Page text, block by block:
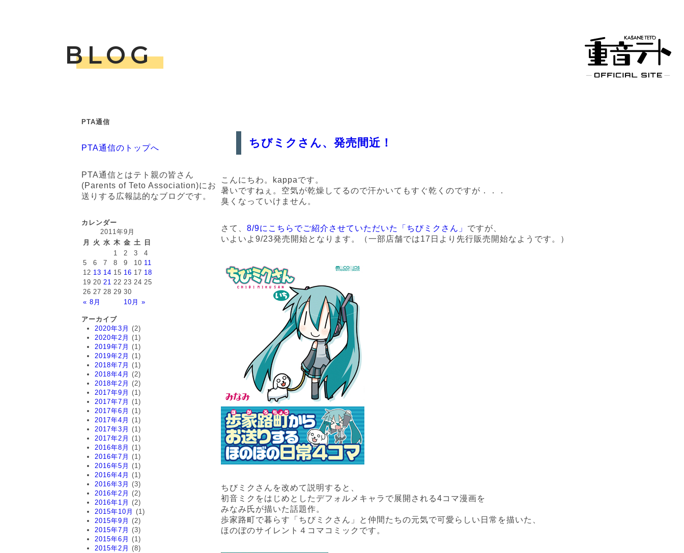
BLOG
PTA通信
PTA通信のトップへ
PTA通信とはテト親の皆さん
(Parents of Teto Association)にお
送りする広報誌的なブログです。
カレンダー
2011年9月
月
火 水 木 金 土 日
« 8月 10月 »
1 2 3
4
5
6 7 8 9 10 11
12 13 14 15 16 17 18
19 20 21 22 23 24 25
26 27 28 29 30
アーカイブ
2020年3月 (2)
2020年2月 (1)
2019年7月 (1)
2019年2月 (1)
2018年7月 (1)
2018年4月 (2)
2018年2月 (2)
2017年9月 (1)
2017年7月 (1)
2017年6月 (1)
2017年4月 (1)
2017年3月 (1)
2017年2月 (1)
2016年8月 (1)
2016年7月 (1)
2016年5月 (1)
2016年4月 (1)
2016年3月 (3)
2016年2月 (2)
2016年1月 (2)
2015年10月 (1)
2015年9月 (2)
2015年7月 (3)
2015年6月 (1)
2015年2月 (8)
ちびミクさん、発売間近！
こんにちわ。kappaです。
暑いですねぇ。空気が乾燥してるので汗かいてもすぐ乾くのですが．．．
臭くなっていけません。
さて、8/9にこちらでご紹介させていただいた「ちびミクさん」 ですが、
いよいよ9/23発売開始となります。（一部店舗では17日より先行販売開始なようです。）
ちびミクさんを改めて説明すると、
初音ミクをはじめとしたデフォルメキャラで展開される4コマ漫画を
みなみ氏が描いた話題作。
歩家路町で暮らす「ちびミクさん」と仲間たちの元気で可愛らしい日常を描いた、
ほのぼのサイレント４コマコミックです。